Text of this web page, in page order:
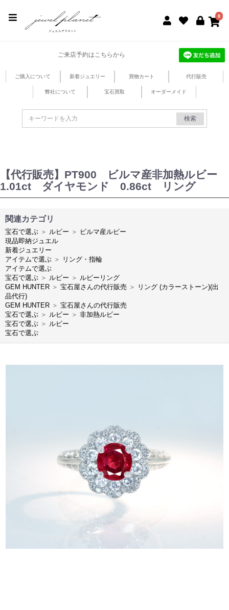
0
ご来店予約はこちらから
ご購入について 新着ジュエリー 買物カート 代行販売
弊社について 宝石買取 オーダーメイド
検索
【代行販売】PT900 ビルマ産非加熱ルビー
1.01ct ダイヤモンド 0.86ct リング
関連カテゴリ
宝石で選ぶ ＞ ルビー ＞ ビルマ産ルビー
現品即納ジュエル
新着ジュエリー
アイテムで選ぶ ＞
リング・指輪
アイテムで選ぶ
宝石で選ぶ ＞ ルビー ＞ ルビーリング
GEM HUNTER ＞ 宝石屋さんの代行販売 ＞
リング (カラーストーン)(出
品代行)
GEM HUNTER ＞ 宝石屋さんの代行販売
宝石で選ぶ ＞ ルビー ＞ 非加熱ルビー
宝石で選ぶ ＞ ルビー
宝石で選ぶ